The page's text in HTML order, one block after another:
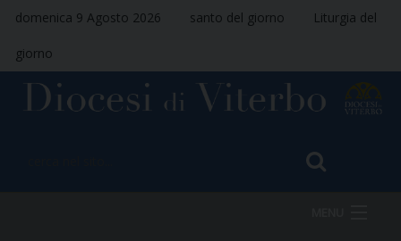
domenica 9 Agosto 2026 santo del giorno Liturgia del
giorno